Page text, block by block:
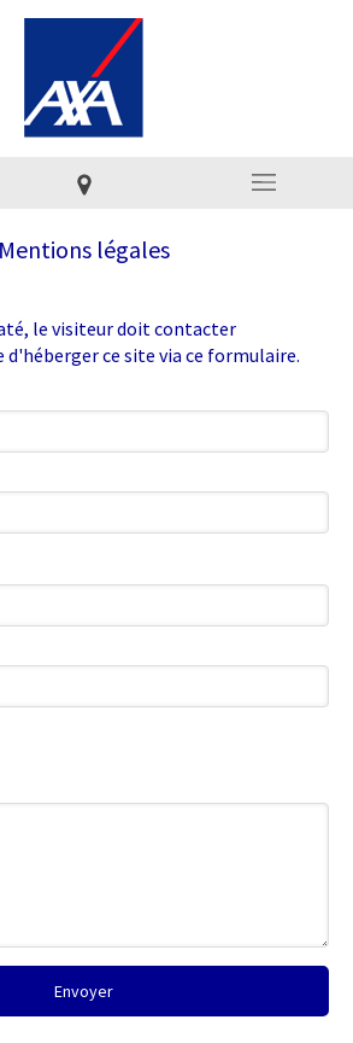
Mentions légales
le visiteur doit contacter
ce site via ce formulaire.
Envoyer